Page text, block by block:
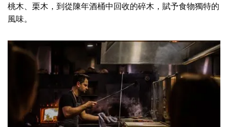
桃木、栗木，到從陳年酒桶中回收的碎木，賦予食物獨特的
風味。